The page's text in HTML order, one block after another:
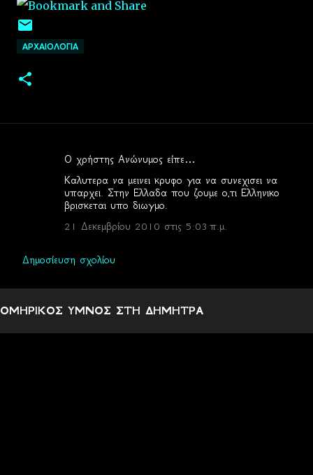
ΑΡΧΑΙΟΛΟΓΙΑ
α
Ο χρήστης Ανώνυμος είπε…
Καλυτερα να μεινει κρυφο για να συνεχισει να
υπαρχει. Στην Ελλαδα που ζουμε ο,τι Ελληνικο
βρισκεται υπο διωγμο.
21 Δεκεμβρίου 2010 στις 5:03 π.μ.
Δημοσίευση σχολίου
ΟΜΗΡΙΚΟΣ ΥΜΝΟΣ ΣΤΗ ΔΗΜΗΤΡΑ